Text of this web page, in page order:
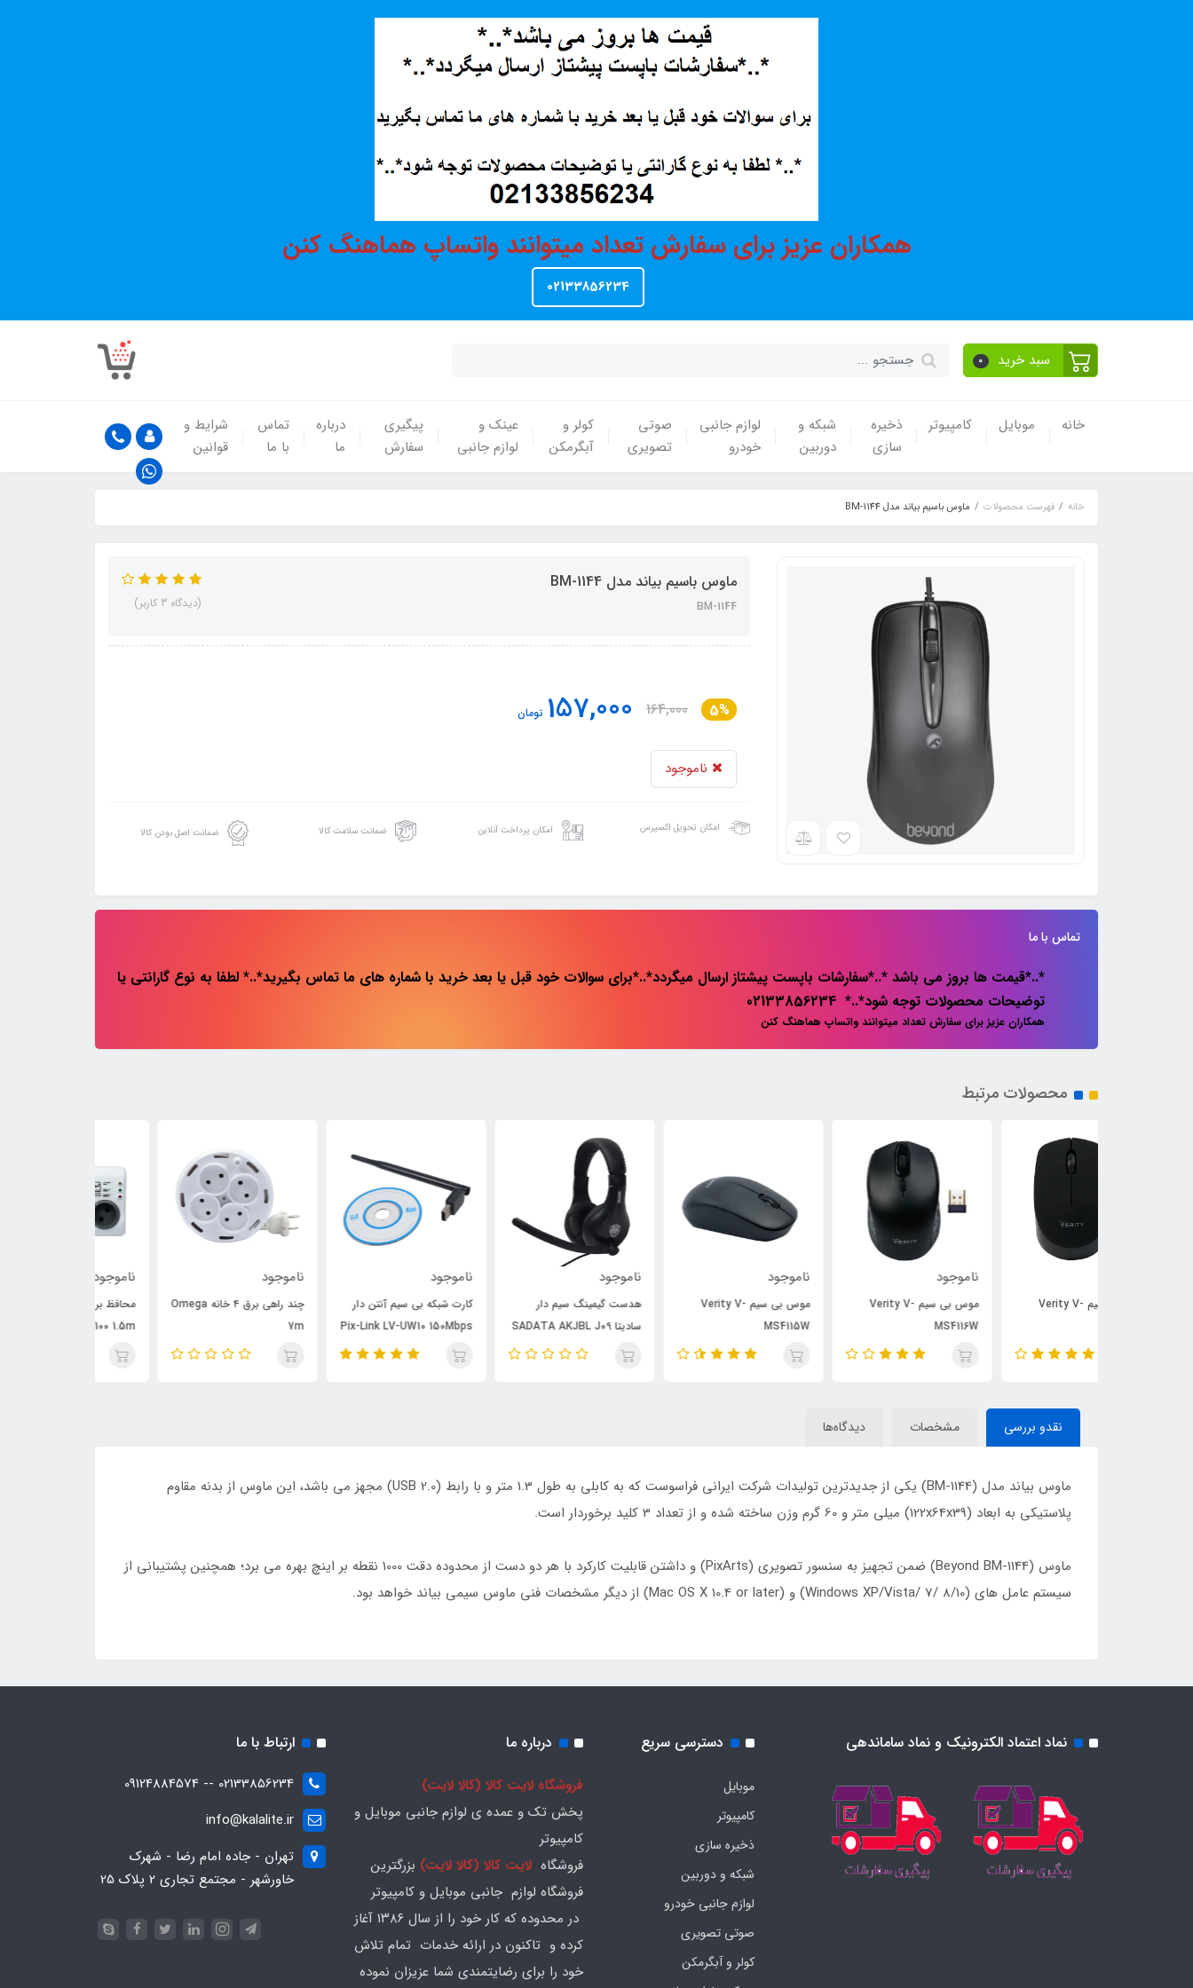
همکاران عزیز برای سفارش تعداد میتوانند واتساپ هماهنگ کنن
02133856234
سبد خرید 0
خانه موبایل کامپیوتر
ذخیره
سازی
شبکه و
دوربین
لوازم جانبی
خودرو
صوتی
تصویری
کولر و
آبگرمکن
عینک و
لوازم جانبی
پیگیری
سفارش
درباره
ما
تماس
با ما
شرایط و
قوانین
خانه فهرست محصولات ماوس باسیم بیاند مدل BM-1144
ماوس باسیم بیاند مدل BM-1144
BM-1144 (دیدگاه 3 کاربر)
5%
164,000
157,000 تومان
ناموجود
امکان تحویل اکسپرس امکان پرداخت آنلاین ضمانت سلامت کالا ضمانت اصل بودن کالا
تماس با ما
*..*قیمت ها بروز می باشد *..*سفارشات باپست پیشتاز ارسال میگردد*..*برای سوالات خود قبل یا بعد خرید با شماره های ما تماس بگیرید*..* لطفا به نوع گارانتی یا
توضیحات محصولات توجه شود*..* 02133856234
همکاران عزیز برای سفارش تعداد میتوانند واتساپ هماهنگ کنن
محصولات مرتبط
موس بی سیم Verity V-
موس بی سیم Verity V-
هدست گیمینگ سیم دار
کارت شبکه بی سیم آنتن دار
Pix-Link LV-UW10 150Mbps
چند راهی برق ۴ خانه Omega
7m
محافظ برق ۳ خانه Omega
نقدو بررسی مشخصات دیدگاه‌ها
ماوس بیاند مدل (BM-1144) یکی از جدیدترین تولیدات شرکت ایرانی فراسوست که به کابلی به طول 1.3 متر و با رابط (USB 2.0) مجهز می باشد، این ماوس از بدنه مقاوم
پلاستیکی به ابعاد (122x64x39) میلی متر و 60 گرم وزن ساخته شده و از تعداد 3 کلید برخوردار است.
ماوس (Beyond BM-1144) ضمن تجهیز به سنسور تصویری (PixArts) و داشتن قابلیت کارکرد با هر دو دست از محدوده دقت 1000 نقطه بر اینچ بهره می برد؛ همچنین پشتیبانی از
سیستم عامل های (Windows XP/Vista/ 7/ 8/10) و (Mac OS X 10.4 or later) از دیگر مشخصات فنی ماوس سیمی بیاند خواهد بود.
نماد اعتماد الکترونیک و نماد ساماندهی دسترسی سریع
موبایل
کامپیوتر
ذخیره سازی
شبکه و دوربین
لوازم جانبی خودرو
صوتی تصویری
کولر و آبگرمکن
درباره ما
فروشگاه لایت کالا (کالا لایت)
پخش تک و عمده ی لوازم جانبی موبایل و
کامپیوتر
فروشگاه لایت کالا (کالا لایت) بزرگترین
فروشگاه لوازم جانبی موبایل و کامپیوتر
در محدوده که کار خود را از سال ۱۳۸۶ آغاز
کرده و تاکنون در ارائه خدمات تمام تلاش
خود را برای رضایتمندی شما عزیزان نموده
ارتباط با ما
02133856234 -- 09124884574
info@kalalite.ir
تهران - جاده امام رضا - شهرک
خاورشهر - مجتمع تجاری 2 پلاک 25